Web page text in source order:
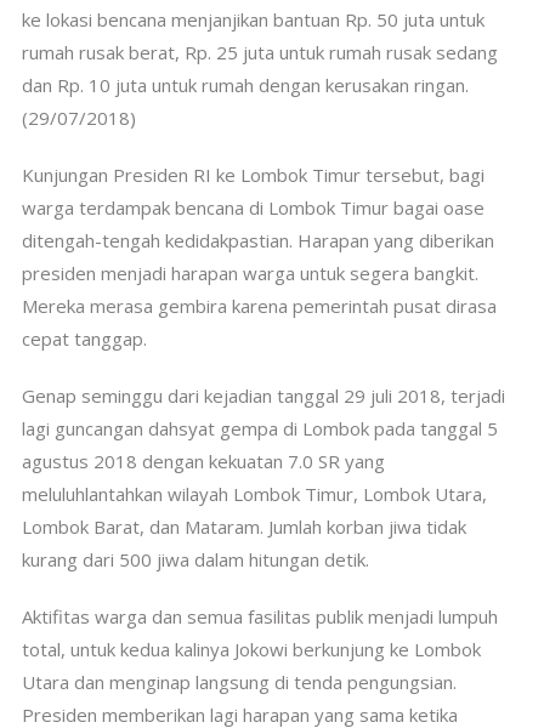
ke lokasi bencana menjanjikan bantuan Rp. 50 juta untuk
rumah rusak berat, Rp. 25 juta untuk rumah rusak sedang
dan Rp. 10 juta untuk rumah dengan kerusakan ringan.
(29/07/2018)
Kunjungan Presiden RI ke Lombok Timur tersebut, bagi
warga terdampak bencana di Lombok Timur bagai oase
ditengah-tengah kedidakpastian. Harapan yang diberikan
presiden menjadi harapan warga untuk segera bangkit.
Mereka merasa gembira karena pemerintah pusat dirasa
cepat tanggap.
Genap seminggu dari kejadian tanggal 29 juli 2018, terjadi
lagi guncangan dahsyat gempa di Lombok pada tanggal 5
agustus 2018 dengan kekuatan 7.0 SR yang
meluluhlantahkan wilayah Lombok Timur, Lombok Utara,
Lombok Barat, dan Mataram. Jumlah korban jiwa tidak
kurang dari 500 jiwa dalam hitungan detik.
Aktifitas warga dan semua fasilitas publik menjadi lumpuh
total, untuk kedua kalinya Jokowi berkunjung ke Lombok
Utara dan menginap langsung di tenda pengungsian.
Presiden memberikan lagi harapan yang sama ketika